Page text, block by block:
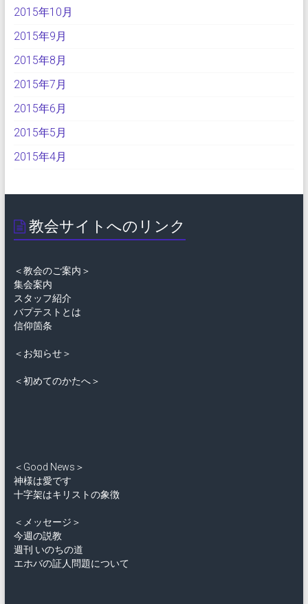
2015年10月
2015年9月
2015年8月
2015年7月
2015年6月
2015年5月
2015年4月
教会サイトへのリンク
＜教会のご案内＞
集会案内
スタッフ紹介
バプテストとは
信仰箇条
＜お知らせ＞
＜初めてのかたへ＞
＜Good News＞
神様は愛です
十字架はキリストの象徴
＜メッセージ＞
今週の説教
週刊 いのちの道
エホバの証人問題について